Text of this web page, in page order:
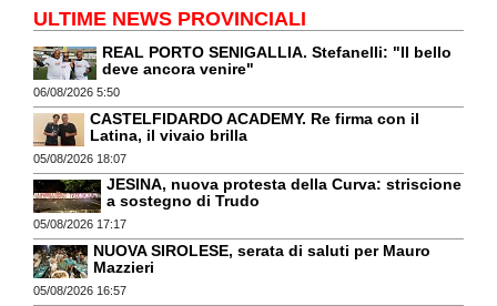
ULTIME NEWS PROVINCIALI
REAL PORTO SENIGALLIA. Stefanelli: "Il bello
deve ancora venire"
06/08/2026 5:50
CASTELFIDARDO ACADEMY. Re firma con il
Latina, il vivaio brilla
05/08/2026 18:07
JESINA, nuova protesta della Curva: striscione
a sostegno di Trudo
05/08/2026 17:17
NUOVA SIROLESE, serata di saluti per Mauro
Mazzieri
05/08/2026 16:57